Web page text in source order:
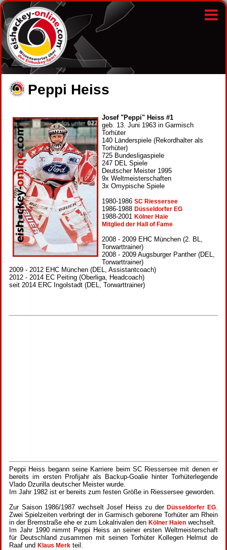
Peppi Heiss
Josef "Peppi" Heiss #1
geb. 13. Juni 1963 in Garmisch
Torhüter
140 Länderspiele (Rekordhalter als
Torhüter)
725 Bundesligaspiele
247 DEL Spiele
Deutscher Meister 1995
9x Weltmeisterschaften
3x Omypische Spiele
1980-1986 SC Riessersee
1986-1988 Düsseldorfer EG
1988-2001 Kölner Haie
Mitglied der Hall of Fame
2008 - 2009 EHC München (2. BL,
Torwarttrainer)
2008 - 2009 Augsburger Panther (DEL,
Torwarttrainer)
2009 - 2012 EHC München (DEL, Assistantcoach)
2012 - 2014 EC Peiting (Oberliga, Headcoach)
seit 2014 ERC Ingolstadt (DEL, Torwarttrainer)
Peppi Heiss begann seine Karriere beim SC Riessersee mit denen er
bereits im ersten Profijahr als Backup-Goalie hinter Torhüterlegende
Vlado Dzurilla deutscher Meister wurde.
Im Jahr 1982 ist er bereits zum festen Größe in Riessersee geworden.
Zur Saison 1986/1987 wechselt Josef Heiss zu derDüsseldorfer EG.
Zwei Spielzeiten verbringt der in Garmisch geborene Torhüter am Rhein
in der Bremstraße ehe er zum Lokalrivalen den Kölner Haien wechselt.
Im Jahr 1990 nimmt Peppi Heiss an seiner ersten Weltmeisterschaft
für Deutschland zusammen mit seinen Torhüter Kollegen Helmut de
Raaf und Klaus Merk teil.